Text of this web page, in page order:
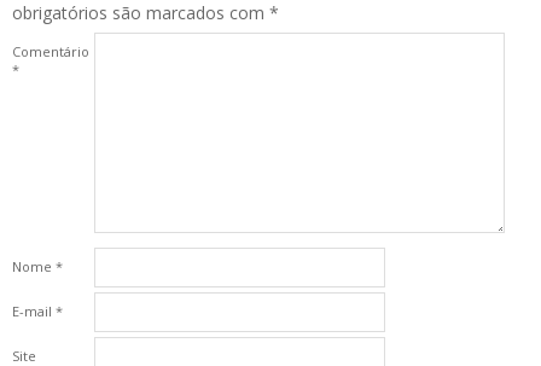
obrigatórios são marcados com *
Comentário
*
Nome *
E-mail *
Site